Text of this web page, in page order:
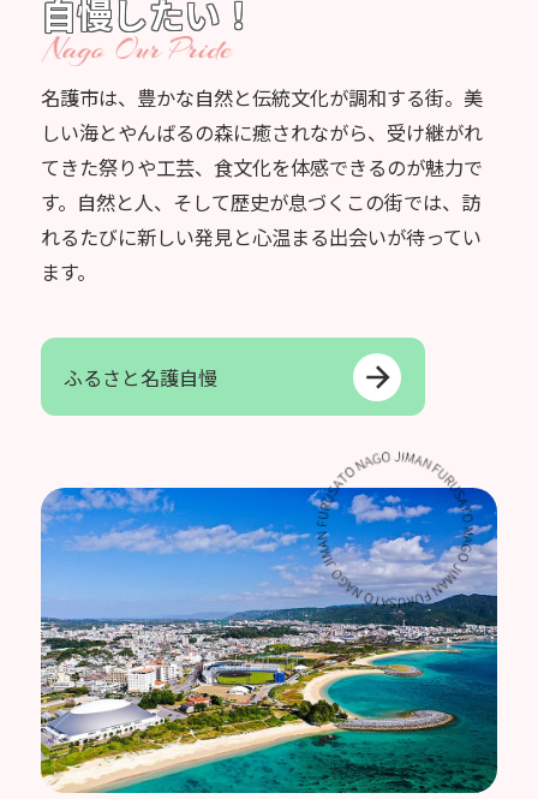
自慢したい！
名護市は、豊かな自然と伝統文化が調和する街。美
しい海とやんばるの森に癒されながら、受け継がれ
てきた祭りや工芸、食文化を体感できるのが魅力で
す。自然と人、そして歴史が息づくこの街では、訪
れるたびに新しい発見と心温まる出会いが待ってい
ます。
ふるさと名護自慢